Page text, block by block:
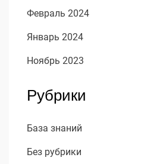
Февраль 2024
Январь 2024
Ноябрь 2023
Рубрики
База знаний
Без рубрики